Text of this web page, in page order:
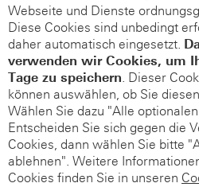
Webseite und Dienste
Diese Cookies sind unbedingt
daher automatisch eingesetzt.
verwenden wir Cookies, um
Tage zu speichern. Dieser
können auswählen, ob Sie
Wählen Sie dazu "Alle
Entscheiden Sie sich gegen die
Cookies, dann wählen Sie bitte
ablehnen". Weitere
Cookies finden Sie in unseren